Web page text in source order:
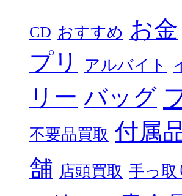
CD おすすめ お金
プリ アルバイト
リー バッグ
不要品買取 付属
舗 店頭買取 手っ取